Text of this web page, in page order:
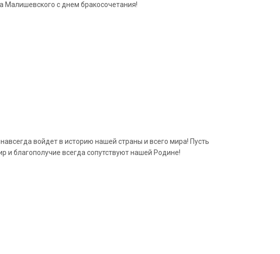
Малишевского с днем бракосочетания!
войдет в историю нашей страны и всего мира! Пусть
и благополучие всегда сопутствуют нашей Родине!